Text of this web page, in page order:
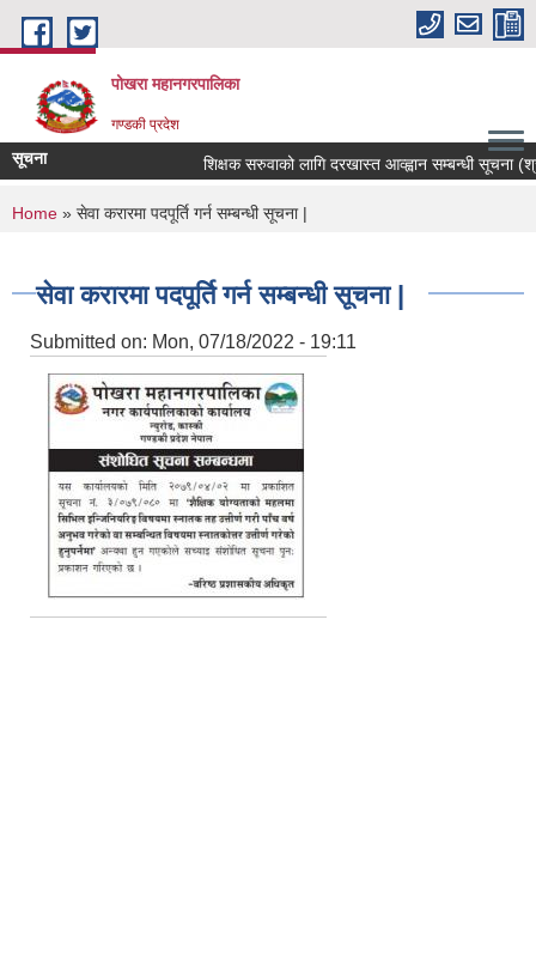
Skip to main content
पोखरा महानगरपालिका
गण्डकी प्रदेश
सूचना शिक्षक सरुवाको लागि दरखास्त आव्ह्वान सम्बन्धी सूचना (श्री
You are here
Home » सेवा करारमा पदपूर्ति गर्न सम्बन्धी सूचना |
सेवा करारमा पदपूर्ति गर्न सम्बन्धी सूचना |
Submitted on: Mon, 07/18/2022 - 19:11